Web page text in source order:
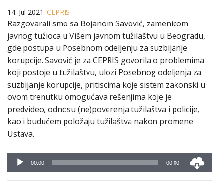
14. Jul 2021. CEPRIS
Razgovarali smo sa Bojanom Savović, zamenicom
javnog tužioca u Višem javnom tužilaštvu u Beogradu,
gde postupa u Posebnom odeljenju za suzbijanje
korupcije. Savović je za CEPRIS govorila o problemima
koji postoje u tužilaštvu, ulozi Posebnog odeljenja za
suzbijanje korupcije, pritiscima koje sistem zakonski u
ovom trenutku omogućava rešenjima koje je
predvideo, odnosu (ne)poverenja tužilaštva i policije,
kao i budućem položaju tužilaštva nakon promene
Ustava.
Audio
Player
00:00 00:00